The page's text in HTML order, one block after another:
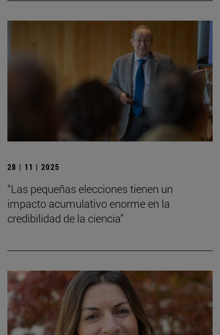
28 | 11 | 2025
“Las pequeñas elecciones tienen un
impacto acumulativo enorme en la
credibilidad de la ciencia”